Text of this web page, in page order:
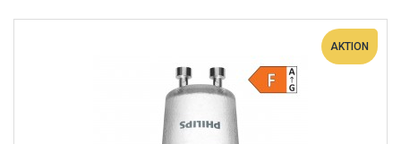
AKTION